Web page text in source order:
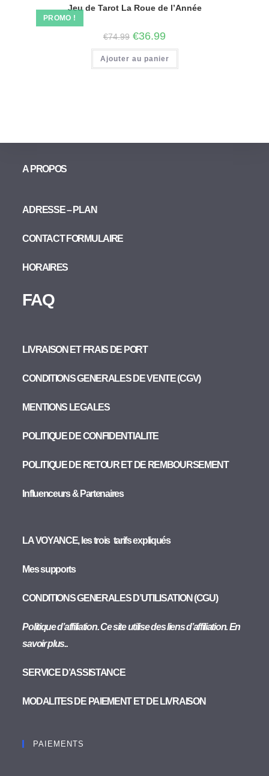
PROMO !
Jeu de Tarot La Roue de l’Année
€74.99 €36.99
Ajouter au panier
A PROPOS
ADRESSE – PLAN
CONTACT FORMULAIRE
HORAIRES
FAQ
LIVRAISON ET FRAIS DE PORT
CONDITIONS GENERALES DE VENTE (CGV)
MENTIONS LEGALES
POLITIQUE DE CONFIDENTIALITE
POLITIQUE DE RETOUR ET DE REMBOURSEMENT
Influenceurs & Partenaires
LA VOYANCE, les trois tarifs expliqués
Mes supports
CONDITIONS GENERALES D’UTILISATION (CGU)
Politique d’affiliation. Ce site utilise des liens d’affiliation. En
savoir plus..
SERVICE D’ASSISTANCE
MODALITES DE PAIEMENT ET DE LIVRAISON
PAIEMENTS